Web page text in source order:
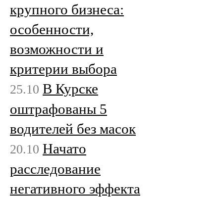
крупного бизнеса:
особенности,
возможности и
критерии выбора
25.10 В Курске
оштрафованы 5
водителей без масок
20.10 Начато
расследование
негативного эффекта